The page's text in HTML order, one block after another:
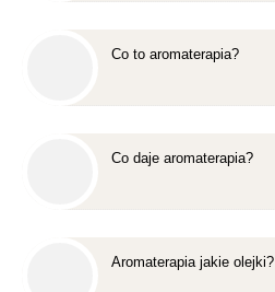
Co to aromaterapia?
Co daje aromaterapia?
Aromaterapia jakie olejki?